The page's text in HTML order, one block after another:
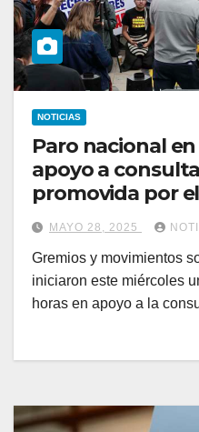
NOTICIAS
Paro nacional
apoyo a
promovida por
MAYO 28, 2025
Gremios y movimientos
iniciaron este miércoles
horas en apoyo a la